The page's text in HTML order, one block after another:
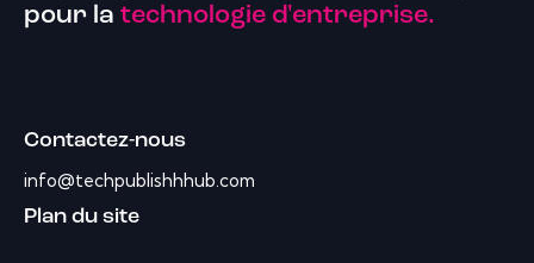
pour la technologie d'entreprise.
Contactez-nous
info@techpublishhhub.com
Plan du site